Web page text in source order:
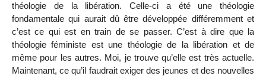
théologie de la libération. Celle-ci a été une théologie
fondamentale qui aurait dû être développée différemment et
c’est ce qui est en train de se passer. C’est à dire que la
théologie féministe est une théologie de la libération et de
même pour les autres. Moi, je trouve qu’elle est très actuelle.
Maintenant, ce qu’il faudrait exiger des jeunes et des nouvelles